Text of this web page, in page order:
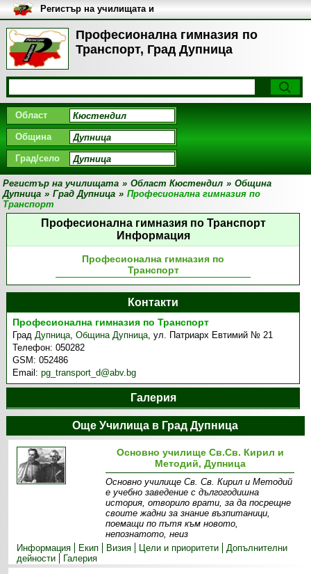
Професионална гимназия по
Транспорт, Град Дупница
Регистър на училищата и
университетите в България
Област
Община
Град/село
Регистър на училищата » Област Кюстендил » Община
Дупница » Град Дупница » Професионална гимназия по
Транспорт
Професионална гимназия по Транспорт
Информация
Професионална гимназия по
Транспорт
Контакти
Професионална гимназия по Транспорт
ГрадДупница,Община Дупница,ул. Патриарх Евтимий № 21
Телефон:050282
GSM:052486
Email:pg_transport_d@abv.bg
Галерия
Още Училища в Град Дупница
Основно училище Св.Св. Кирил и
Методий, Дупница
Основно училище Св. Св. Кирил и Методий
е учебно заведение с дългогодишна
история, отворило врати, за да посрещне
своите жадни за знание възпитаници,
поемащи по пътя към новото,
непознатото, неиз
Информация
Екип Визия Цели и приоритети
Допълнителни
дейности
Галерия